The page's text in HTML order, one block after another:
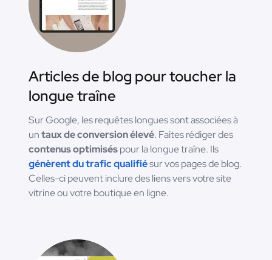
Articles de blog pour toucher la
longue traîne
Sur Google, les requêtes longues sont associées à
untaux de conversion élevé. Faites rédiger des
contenus optimiséspour la longue traîne. Ils
génèrent du trafic qualifiésur vos pages de blog.
Celles-ci peuvent inclure des liens vers votre site
vitrine ou votre boutique en ligne.